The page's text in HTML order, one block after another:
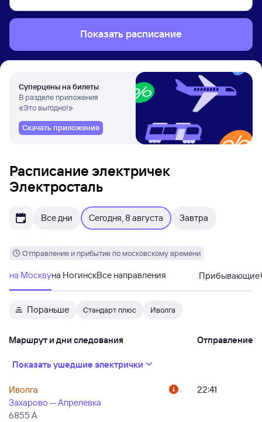
Показать расписание
Суперцены на билеты
В разделе приложения
«Это выгодно!»
Скачать приложение
Расписание электричек
Электросталь
Все дни Сегодня, 8 августа Завтра
Отправление и прибытие по московскому времени
на Москвуна НогинскВсе направления Прибывающие
Пораньше Стандарт плюс Иволга
Маршрут и дни следования Отправление
Показать ушедшие электрички
Иволга
Захарово — Апрелевка
6855 А
22:41